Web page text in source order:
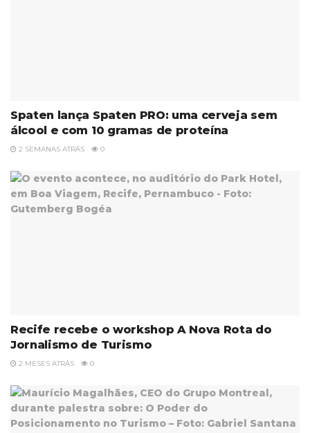
Spaten lança Spaten PRO: uma cerveja sem
álcool e com 10 gramas de proteína
2 SEMANAS ATRÁS 0
Recife recebe o workshop A Nova Rota do
Jornalismo de Turismo
2 MESES ATRÁS 0